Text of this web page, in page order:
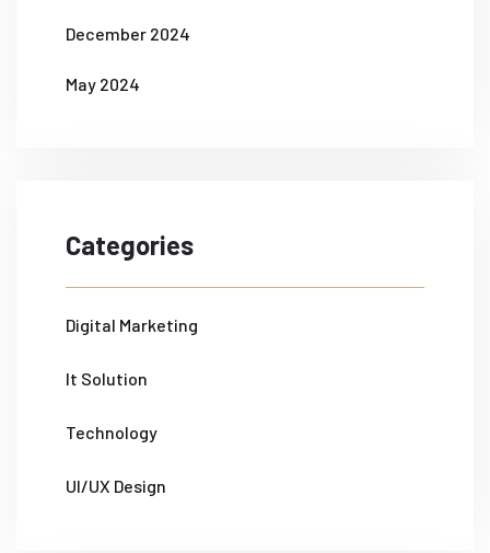
December 2024
May 2024
Categories
Digital Marketing
It Solution
Technology
UI/UX Design